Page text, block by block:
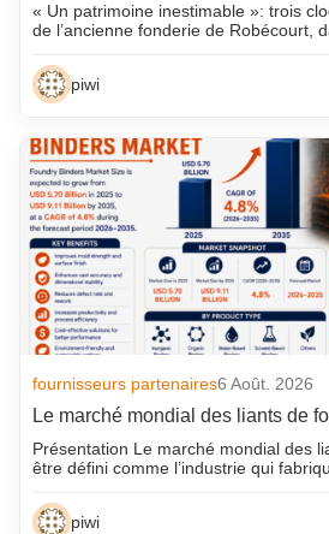
« Un patrimoine inestimable »: trois
de l’ancienne fonderie de Robécourt,
piwi
fournisseurs partenaires6 Août. 2026
Le marché mondial des liants de
Présentation Le marché mondial des
être défini comme l’industrie qui
piwi